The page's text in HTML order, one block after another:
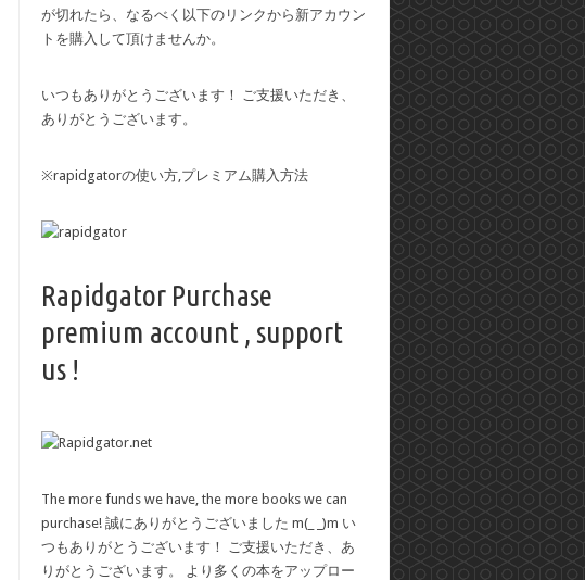
が切れたら、なるべく以下のリンクから新アカウン
トを購入して頂けませんか。
いつもありがとうございます！ ご支援いただき、
ありがとうございます。
※rapidgatorの使い方,プレミアム購入方法
Rapidgator Purchase
premium account , support
us !
The more funds we have, the more books we can
purchase! 誠にありがとうございました m(_ _)m い
つもありがとうございます！ ご支援いただき、あ
りがとうございます。 より多くの本をアップロー